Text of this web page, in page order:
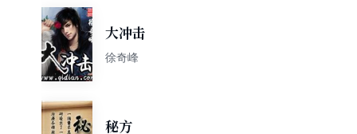
大冲击
徐奇峰
秘方